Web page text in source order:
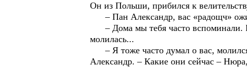
Он из Польши, прибился к
– Пан Александр, вас «радощч»
– Дома мы тебя часто вспоминали.
молилась...
– Я тоже часто думал о вас,
Александр. – Какие они сейчас –